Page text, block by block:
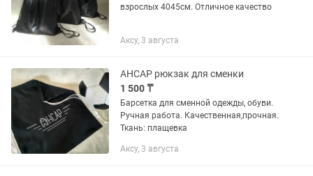
взрослых 4045см. Отличное качество
Аксу, 3 августа
АНСАР рюкзак для сменки
1 500 ₸
Барсетка для сменной одежды, обуви.
Ручная работа. Качественная,прочная.
Ткань: плащевка
Аксу, 3 августа